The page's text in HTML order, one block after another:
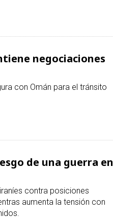
negociaciones
con Omán para el tránsito
de una guerra en
contra posiciones
aumenta la tensión con